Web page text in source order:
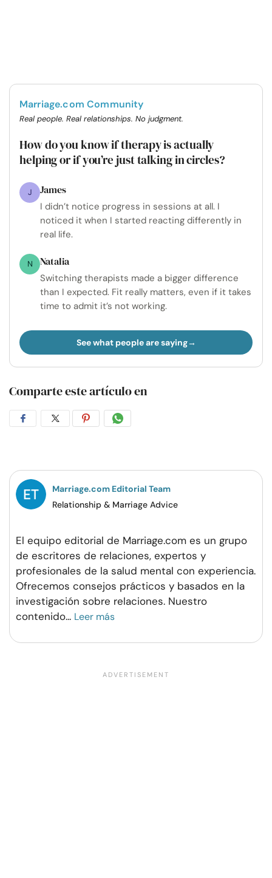
Marriage.com Community
Real people. Real relationships. No judgment.
How do you know if therapy is actually
helping or if you’re just talking in circles?
J James
I didn’t notice progress in sessions at all. I
noticed it when I started reacting differently in
real life.
N Natalia
Switching therapists made a bigger difference
than I expected. Fit really matters, even if it takes
time to admit it’s not working.
See what people are saying
Comparte este artículo en
CompartirCompartirCompartirCompartir
Marriage.com Editorial Team
Relationship & Marriage Advice
El equipo editorial de Marriage.com es un grupo
de escritores de relaciones, expertos y
profesionales de la salud mental con experiencia.
Ofrecemos consejos prácticos y basados en la
investigación sobre relaciones. Nuestro
contenido... Leer más